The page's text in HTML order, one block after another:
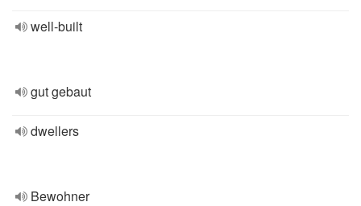
well-built
gut gebaut
dwellers
Bewohner